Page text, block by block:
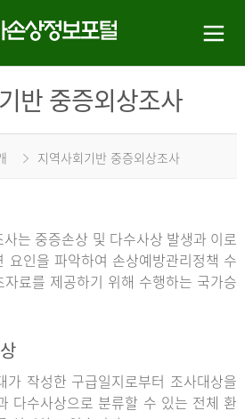
반 중증외상조사
지역사회기반 중증외상조사
는 중증손상 및 다수사상 발생과 이로
요인을 파악하여 손상예방관리정책 수
료를 제공하기 위해 수행하는 국가승
가 작성한 구급일지로부터 조사대상을
다수사상으로 분류할 수 있는 전체 환